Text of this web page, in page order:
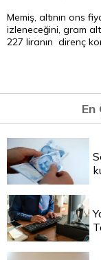
Memiş, altının ons
izleneceğini, gram
227 liranın direnç
En